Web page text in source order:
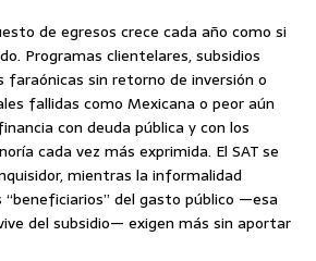
de egresos crece cada año como si
Programas clientelares, subsidios
faraónicas sin retorno de inversión o
fallidas como Mexicana o peor aún
con deuda pública y con los
cada vez más exprimida. El SAT se
mientras la informalidad
“beneficiarios” del gasto público —esa
del subsidio— exigen más sin aportar